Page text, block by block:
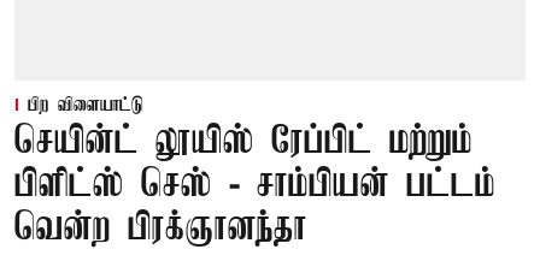
பிற விளையாட்டு
செயின்ட் லூயிஸ் ரேப்பிட் மற்றும்
பிளிட்ஸ் செஸ் - சாம்பியன் பட்டம்
வென்ற பிரக்ஞானந்தா